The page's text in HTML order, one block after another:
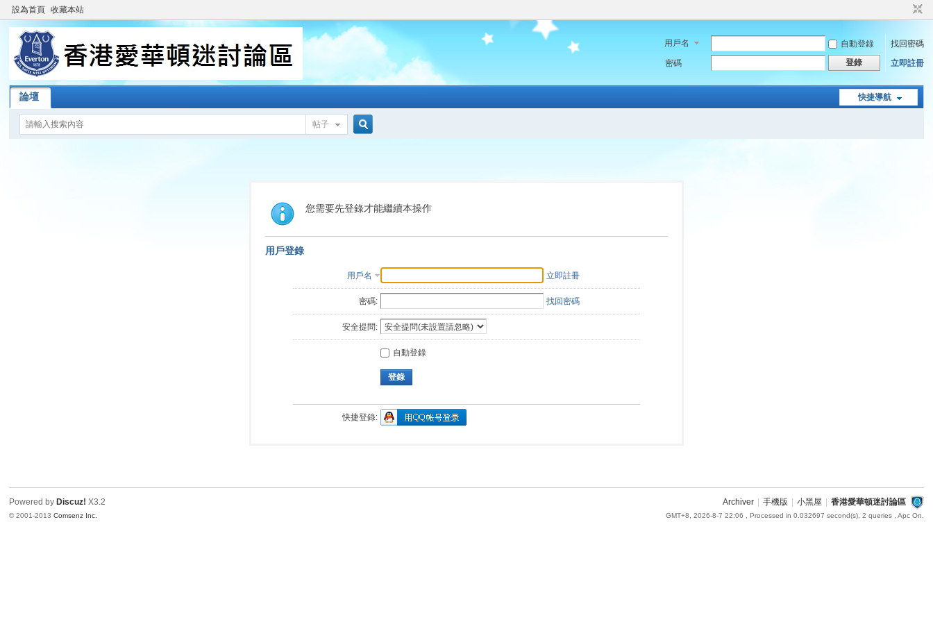
設為首頁 收藏本站
用戶名 自動登錄
找回密碼
密碼
登錄 立即註冊
快捷導航
論壇
帖子
索
您需要先登錄才能繼續本操作
用戶登錄
用戶名 立即註冊
密碼: 找回密碼
安全提問:
自動登錄
登錄
快捷登錄:
Archiver 手機版 小黑屋 香港愛華頓迷討論區
GMT+8, 2026-8-7 22:06 , Processed in 0.032697 second(s), 2 queries , Apc On.
Powered by Discuz! X3.2
© 2001-2013Comsenz Inc.